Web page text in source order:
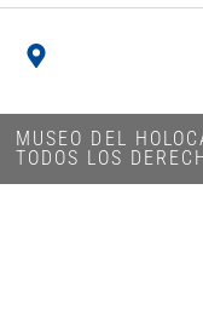
MUSEO DEL
TODOS LOS